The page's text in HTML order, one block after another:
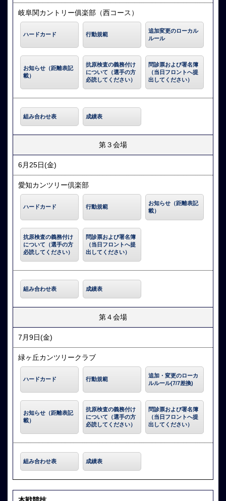
岐阜関カントリー俱楽部（西コース）
ハードカード 行動規範
追加変更のローカル
ルール
お知らせ（距離表記
載）
抗原検査の義務付け
について（選手の方
必読してください）
問診票および署名簿
（当日フロントへ提
出してください）
組み合わせ表 成績表
第３会場
6月25日(金)
愛知カンツリー倶楽部
ハードカード 行動規範
お知らせ（距離表記
載）
抗原検査の義務付け
について（選手の方
必読してください）
問診票および署名簿
（当日フロントへ提
出してください）
組み合わせ表 成績表
第４会場
7月9日(金)
緑ヶ丘カンツリークラブ
ハードカード 行動規範
追加・変更のローカ
ルルール(7/7差換)
お知らせ（距離表記
載）
抗原検査の義務付け
について（選手の方
必読してください）
問診票および署名簿
（当日フロントへ提
出してください）
組み合わせ表 成績表